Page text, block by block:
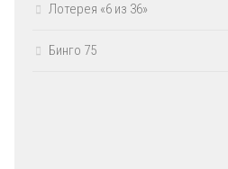
Лотерея «6 из 36»
Бинго 75